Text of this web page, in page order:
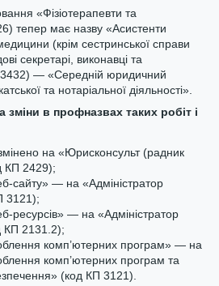
«Фізіотерапевти та
тепер має назву «Асистенти
(крім сестринської справи
секретарі, виконавці та
— «Середній юридичний
та нотаріальної діяльності».
зміни в профназвах таких робіт і
на «Юрисконсульт (радник
КП 2429);
сайту» — на «Адміністратор
3121);
ресурсів» — на «Адміністратор
КП 2131.2);
комп’ютерних програм» — на
комп’ютерних програм та
(код КП 3121).